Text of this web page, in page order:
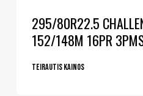
295/80R22.5
152/148M 16PR
Teirautis kainos